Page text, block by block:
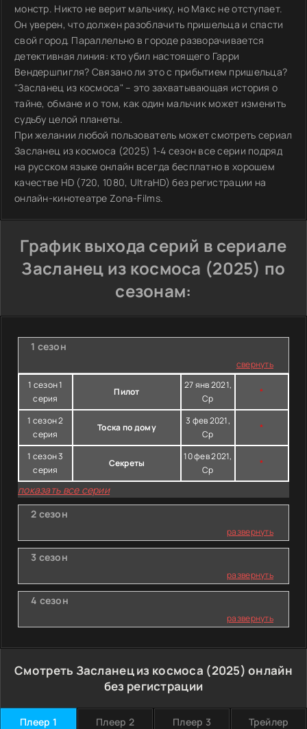
монстр. Никто не верит мальчику, но Макс не отступает.
Он уверен, что должен разоблачить пришельца и спасти
свой город. Параллельно в городе разворачивается
детективная линия: кто убил настоящего Гарри
Вендершпигля? Связано ли это с прибытием пришельца?
"Засланец из космоса" – это захватывающая история о
тайне, обмане и о том, как один мальчик может изменить
судьбу целой планеты.
При желании любой пользователь может смотреть сериал
Засланец из космоса (2025) 1-4 сезон все серии подряд
на русском языке онлайн всегда бесплатно в хорошем
качестве HD (720, 1080, UltraHD) без регистрации на
онлайн-кинотеатре Zona-Films.
График выхода серий в сериале
Засланец из космоса (2025) по
сезонам:
1 сезон
свернуть
1 сезон 1
серия
Пилот
27 янв 2021,
Ср
*
1 сезон 2
серия
Тоска по дому
3 фев 2021,
Ср
*
1 сезон 3
серия
Секреты
10 фев 2021,
Ср
*
показать все серии
2 сезон
развернуть
3 сезон
развернуть
4 сезон
развернуть
Смотреть Засланец из космоса (2025) онлайн
без регистрации
Плеер 1 Плеер 2 Плеер 3 Трейлер